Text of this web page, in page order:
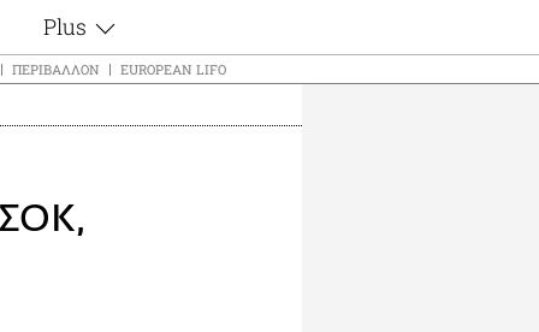
Plus
Θέματα
Videos
Εξομολογήσεις
ΠΕΡΙΒΆΛΛΟΝ EUROPEAN LIFO